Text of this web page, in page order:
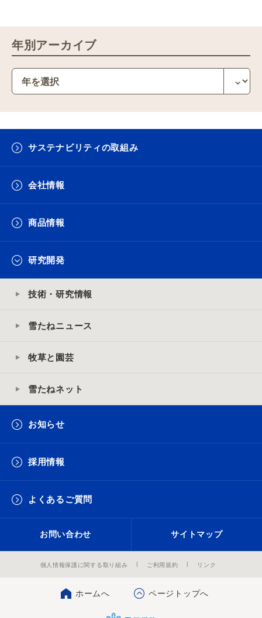
年別アーカイブ
サステナビリティの取組み
会社情報
商品情報
研究開発
技術・研究情報
雪たねニュース
牧草と園芸
雪たねネット
お知らせ
採用情報
よくあるご質問
お問い合わせ サイトマップ
ホームへ ページトップへ
個人情報保護に関する取り組み ご利用規約 リンク